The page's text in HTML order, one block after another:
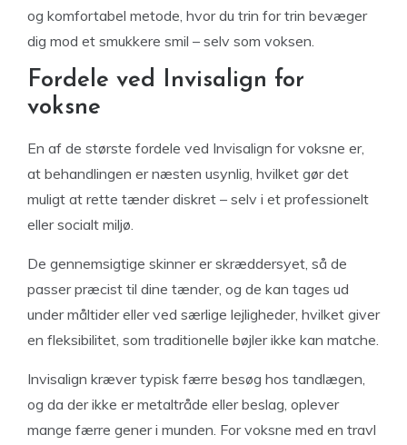
og komfortabel metode, hvor du trin for trin bevæger
dig mod et smukkere smil – selv som voksen.
Fordele ved Invisalign for
voksne
En af de største fordele ved Invisalign for voksne er,
at behandlingen er næsten usynlig, hvilket gør det
muligt at rette tænder diskret – selv i et professionelt
eller socialt miljø.
De gennemsigtige skinner er skræddersyet, så de
passer præcist til dine tænder, og de kan tages ud
under måltider eller ved særlige lejligheder, hvilket giver
en fleksibilitet, som traditionelle bøjler ikke kan matche.
Invisalign kræver typisk færre besøg hos tandlægen,
og da der ikke er metaltråde eller beslag, oplever
mange færre gener i munden. For voksne med en travl